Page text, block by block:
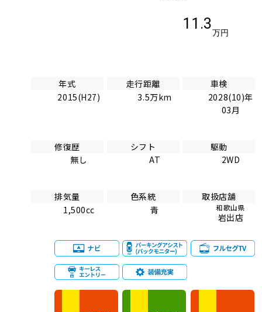
11.3
万円
年式
2015(H27)
走行距離
3.5万km
車検
2028(10)年
03月
修復歴
無し
シフト
AT
駆動
2WD
排気量
1,500cc
色系統
青
取扱店舗
和歌山県
岩出店